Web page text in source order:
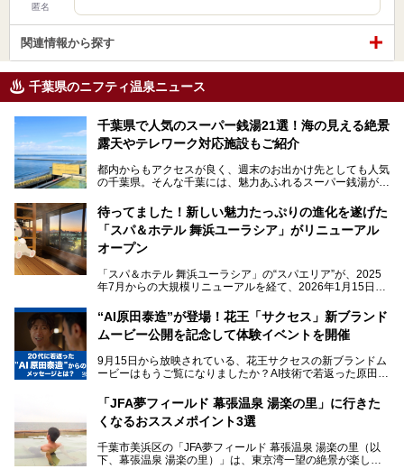
匿名
関連情報から探す
千葉県のニフティ温泉ニュース
千葉県で人気のスーパー銭湯21選！海の見える絶景
露天やテレワーク対応施設もご紹介
都内からもアクセスが良く、週末のお出かけ先としても人気
の千葉県。そんな千葉には、魅力あふれるスーパー銭湯がた
「サウナでしっかりととのいたい」「海が見える絶景で非日
常を味わいたい」「子連れでも気兼ねなく1日過ごした
い」。
そんな多様なニーズに応える施設が揃っているため、その日
の目的に合った施設がきっと見つかるはずです。
さらに最近では、24時間営業で深夜まで滞在できる施設
や、テレワーク・コワーキングスペースを備えた仕事もでき
るスパも増えており、ただの入浴施設にとどまらない進化を
本記事では、人気スーパー銭湯から絶景施設、コワーキング
スペースや休憩スペースが充実した施設、子連れファミリー
向けの施設など、目的に合わせたおすすめの施設を紹介しま
す。
ださい。
待ってました！新しい魅力たっぷりの進化を遂げた
「スパ＆ホテル 舞浜ユーラシア」がリニューアル
オープン
「スパ＆ホテル 舞浜ユーラシア」の“スパエリア”が、2025
年7月からの大規模リニューアルを経て、2026年1月15日
新設エリアや生まれ変わった浴場・サウナの魅力を、人気キ
ャラクター「ユーラシわん」と一緒にご紹介します。必見の
───
提供元：SPA＆HOTEL舞浜ユーラシア【PR】
です。
“AI原田泰造”が登場！花王「サクセス」新ブランド
ムービー公開を記念して体験イベントを開催
9月15日から放映されている、花王サクセスの新ブランドム
ービーはもうご覧になりましたか？AI技術で若返った原田泰
伝えるムービーです。公開を記念して、スパメッツァおおた
か竜泉寺の湯にて体験イベントを開催。花王サクセスの製品
が無料で試せるチャンスです！
提供元：花王株式会社【PR】
この記事は花王株式会社商品のPRレポート記事です。
「JFA夢フィールド 幕張温泉 湯楽の里」に行きた
くなるおススメポイント3選
千葉市美浜区の「JFA夢フィールド 幕張温泉 湯楽の里（以
下、幕張温泉 湯楽の里）」は、東京湾一望の絶景が楽しめ